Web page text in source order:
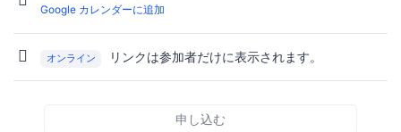
Google カレンダーに追加
オンライン リンクは参加者だけに表示されます。
申し込む